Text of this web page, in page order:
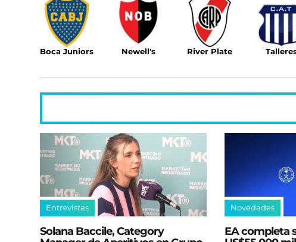
Boca Juniors Newell's River Plate
Entrevistas
Solana Baccile, Category
Novedades
EA completa